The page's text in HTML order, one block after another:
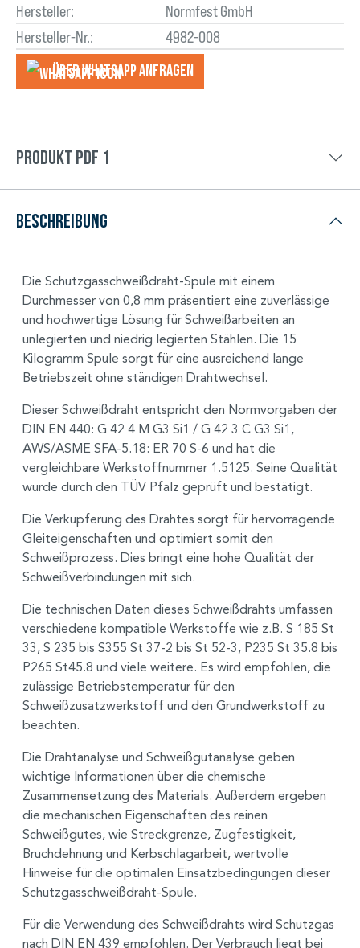
Hersteller:
Normfest GmbH
Hersteller-Nr.:
4982-008
Über WhatsApp anfragеn
Produkt PDF 1
Beschreibung
Die Schutzgasschweißdraht-Spule mit einem
Durchmesser von 0,8 mm präsentiert eine zuverlässige
und hochwertige Lösung für Schweißarbeiten an
unlegierten und niedrig legierten Stählen. Die 15
Kilogramm Spule sorgt für eine ausreichend lange
Betriebszeit ohne ständigen Drahtwechsel.
Dieser Schweißdraht entspricht den Normvorgaben der
DIN EN 440: G 42 4 M G3 Si1 / G 42 3 C G3 Si1,
AWS/ASME SFA-5.18: ER 70 S-6 und hat die
vergleichbare Werkstoffnummer 1.5125. Seine Qualität
wurde durch den TÜV Pfalz geprüft und bestätigt.
Die Verkupferung des Drahtes sorgt für hervorragende
Gleiteigenschaften und optimiert somit den
Schweißprozess. Dies bringt eine hohe Qualität der
Schweißverbindungen mit sich.
Die technischen Daten dieses Schweißdrahts umfassen
verschiedene kompatible Werkstoffe wie z.B. S 185 St
33, S 235 bis S355 St 37-2 bis St 52-3, P235 St 35.8 bis
P265 St45.8 und viele weitere. Es wird empfohlen, die
zulässige Betriebstemperatur für den
Schweißzusatzwerkstoff und den Grundwerkstoff zu
beachten.
Die Drahtanalyse und Schweißgutanalyse geben
wichtige Informationen über die chemische
Zusammensetzung des Materials. Außerdem ergeben
die mechanischen Eigenschaften des reinen
Schweißgutes, wie Streckgrenze, Zugfestigkeit,
Bruchdehnung und Kerbschlagarbeit, wertvolle
Hinweise für die optimalen Einsatzbedingungen dieser
Schutzgasschweißdraht-Spule.
Für die Verwendung des Schweißdrahts wird Schutzgas
nach DIN EN 439 empfohlen. Der Verbrauch liegt bei